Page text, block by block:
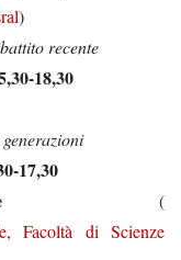
)
recente
18,30
17,30
(
Facoltà di Scienze